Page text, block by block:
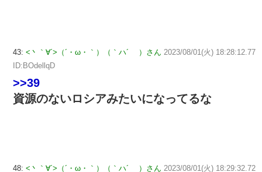
43: <丶｀∀´>（´・ω・｀）（｀ハ´ ）さん 2023/08/01(火) 18:28:12.77
ID:BOdellqD
>>39
資源のないロシアみたいになってるな
48: <丶｀∀´>（´・ω・｀）（｀ハ´ ）さん 2023/08/01(火) 18:29:32.72